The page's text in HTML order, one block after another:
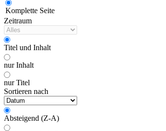
Komplette Seite
Zeitraum
Titel und Inhalt
nur Inhalt
nur Titel
Sortieren nach
Absteigend (Z-A)